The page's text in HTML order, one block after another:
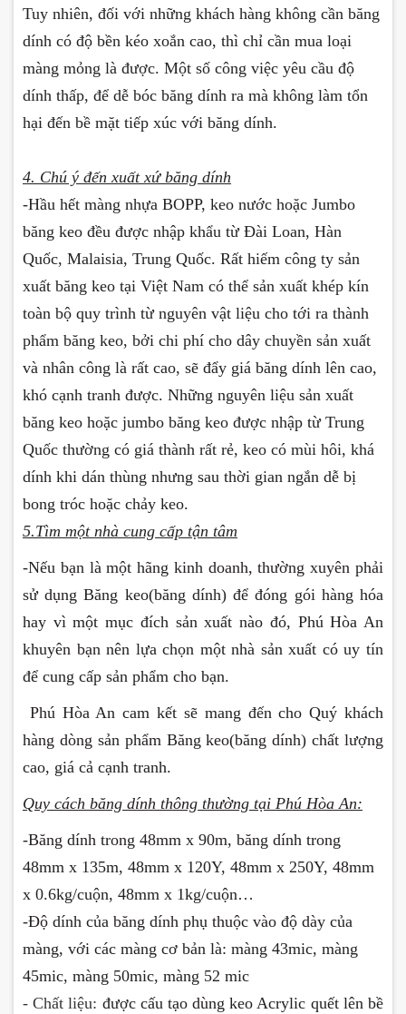
Tuy nhiên, đối với những khách hàng không cần băng
dính có độ bền kéo xoắn cao, thì chỉ cần mua loại
màng mỏng là được. Một số công việc yêu cầu độ
dính thấp, để dễ bóc băng dính ra mà không làm tổn
hại đến bề mặt tiếp xúc với băng dính.
4. Chú ý đến xuất xứ băng dính
-Hầu hết màng nhựa BOPP, keo nước hoặc Jumbo
băng keo đều được nhập khẩu từ Đài Loan, Hàn
Quốc, Malaisia, Trung Quốc. Rất hiếm công ty sản
xuất băng keo tại Việt Nam có thể sản xuất khép kín
toàn bộ quy trình từ nguyên vật liệu cho tới ra thành
phẩm băng keo, bởi chi phí cho dây chuyền sản xuất
và nhân công là rất cao, sẽ đẩy giá băng dính lên cao,
khó cạnh tranh được. Những nguyên liệu sản xuất
băng keo hoặc jumbo băng keo được nhập từ Trung
Quốc thường có giá thành rất rẻ, keo có mùi hôi, khá
dính khi dán thùng nhưng sau thời gian ngắn dễ bị
bong tróc hoặc chảy keo.
5.Tìm một nhà cung cấp tận tâm
-Nếu bạn là một hãng kinh doanh, thường xuyên phải
sử dụng Băng keo(băng dính) để đóng gói hàng hóa
hay vì một mục đích sản xuất nào đó, Phú Hòa An
khuyên bạn nên lựa chọn một nhà sản xuất có uy tín
để cung cấp sản phẩm cho bạn.
Phú Hòa An cam kết sẽ mang đến cho Quý khách
hàng dòng sản phẩm Băng keo(băng dính) chất lượng
cao, giá cả cạnh tranh.
Quy cách băng dính thông thường tại Phú Hòa An:
-Băng dính trong 48mm x 90m, băng dính trong
48mm x 135m, 48mm x 120Y, 48mm x 250Y, 48mm
x 0.6kg/cuộn, 48mm x 1kg/cuộn…
-Độ dính của băng dính phụ thuộc vào độ dày của
màng, với các màng cơ bản là: màng 43mic, màng
45mic, màng 50mic, màng 52 mic
- Chất liệu: được cấu tạo dùng keo Acrylic quết lên bề